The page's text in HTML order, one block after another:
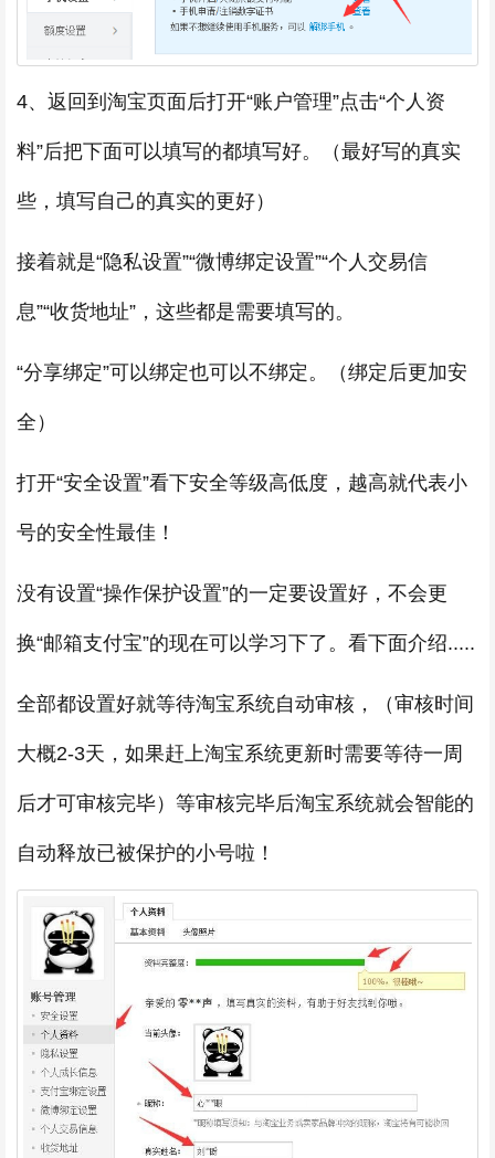
4、返回到淘宝页面后打开“账户管理”点击“个人资
料”后把下面可以填写的都填写好。（最好写的真实
些，填写自己的真实的更好）
接着就是“隐私设置”“微博绑定设置”“个人交易信
息”“收货地址”，这些都是需要填写的。
“分享绑定”可以绑定也可以不绑定。（绑定后更加安
全）
打开“安全设置”看下安全等级高低度，越高就代表小
号的安全性最佳！
没有设置“操作保护设置”的一定要设置好，不会更
换“邮箱支付宝”的现在可以学习下了。看下面介绍.....
全部都设置好就等待淘宝系统自动审核，（审核时间
大概2-3天，如果赶上淘宝系统更新时需要等待一周
后才可审核完毕）等审核完毕后淘宝系统就会智能的
自动释放已被保护的小号啦！